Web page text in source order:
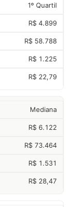
1º Quartil
R$ 4.899
R$ 58.788
R$ 1.225
R$ 22,79
Mediana
R$ 6.122
R$ 73.464
R$ 1.531
R$ 28,47